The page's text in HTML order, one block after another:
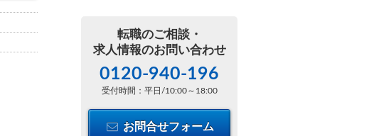
転職のご相談・
求人情報のお問い合わせ
0120-940-196
受付時間：平日/10:00～18:00
お問合せフォーム